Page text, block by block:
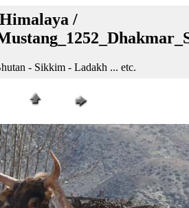
/
- Sikkim - Ladakh ... etc.